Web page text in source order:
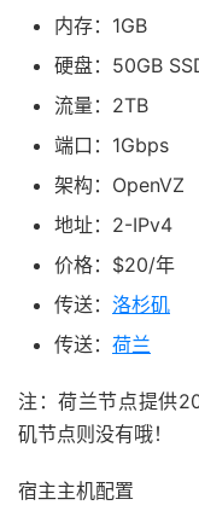
内存：1GB
硬盘：50GB
流量：2TB
端口：1Gbps
架构：OpenVZ
地址：2-IPv4
价格：$20/年
传送： 洛杉矶
传送： 荷兰
注：荷兰节点提供
矶节点则没有哦！
宿主主机配置